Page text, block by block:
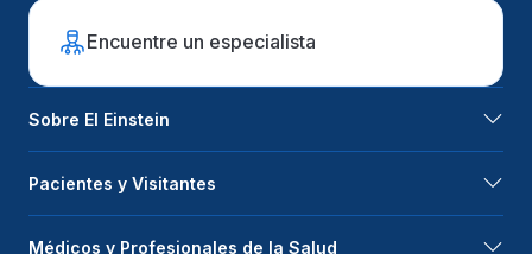
Encuentre un especialista
Sobre El Einstein
Pacientes y Visitantes
Médicos y Profesionales de la Salud